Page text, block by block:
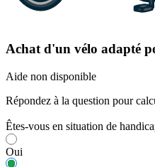
Achat d'un vélo adapté
Aide non disponible
Répondez à la question pour
Êtes-vous en situation de
Oui